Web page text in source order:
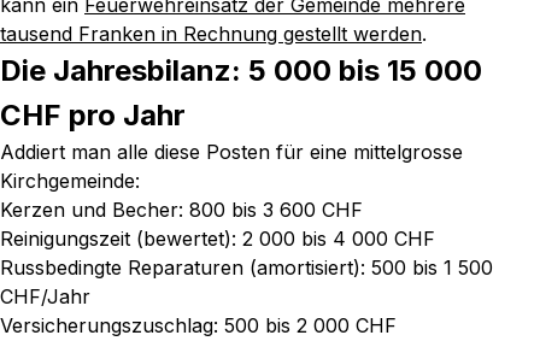
kann ein Feuerwehreinsatz der Gemeinde mehrere
tausend Franken in Rechnung gestellt werden.
Die Jahresbilanz: 5 000 bis 15 000
CHF pro Jahr
Addiert man alle diese Posten für eine mittelgrosse
Kirchgemeinde:
Kerzen und Becher: 800 bis 3 600 CHF
Reinigungszeit (bewertet): 2 000 bis 4 000 CHF
Russbedingte Reparaturen (amortisiert): 500 bis 1 500
CHF/Jahr
Versicherungszuschlag: 500 bis 2 000 CHF